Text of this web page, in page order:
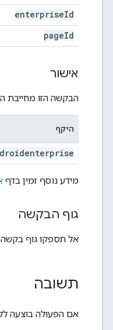
enterpriseId
pageId
אישור
הבקשה הזו מחייבת
היקף
מידע נוסף זמין בדף
גוף הבקשה
אל תספקו גוף בקשה
תשובה
אם הפעולה בוצעה